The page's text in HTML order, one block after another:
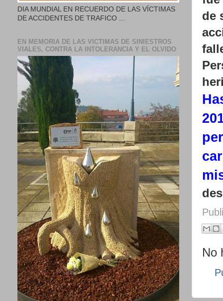
de
No
DIA MUNDIAL EN RECUERDO DE LAS VÍCTIMAS
DE ACCIDENTES DE TRAFICO ...
EN MEMORIA DE LAS VICTIMAS DE SINIESTROS
VIALES, CONTRA LA INTOLERANCIA Y EL OLVIDO